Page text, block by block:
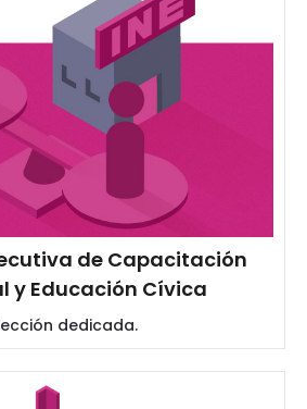
de Capacitación
y Educación Cívica
dedicada.